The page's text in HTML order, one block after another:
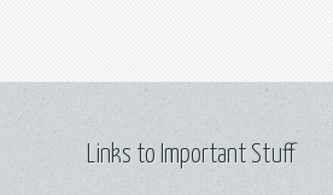
Links to Important Stuff